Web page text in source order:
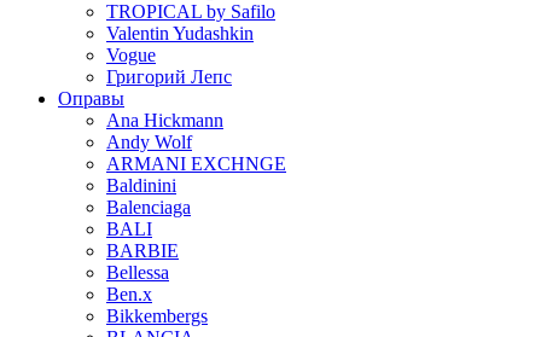
TROPICAL by Safilo
Valentin Yudashkin
Vogue
Григорий Лепс
Оправы
Ana Hickmann
Andy Wolf
ARMANI EXCHNGE
Baldinini
Balenciaga
BALI
BARBIE
Bellessa
Ben.x
Bikkembergs